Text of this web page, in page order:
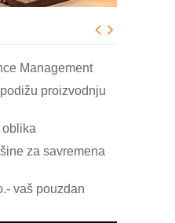
transformatora u
i vetroparkovima
Management
proizvodnju
za savremena
vaš pouzdan